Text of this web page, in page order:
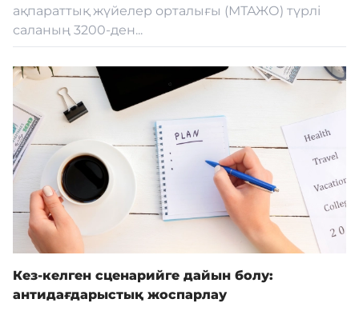
ақпараттық жүйелер орталығы (МТАЖО) түрлі
саланың 3200-ден...
Кез-келген сценарийге дайын болу:
антидағдарыстық жоспарлау